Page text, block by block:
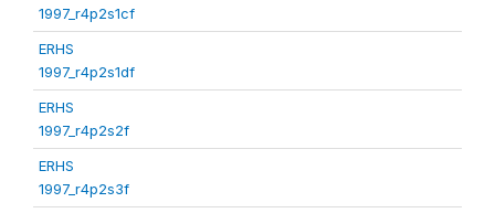
1997_r4p2s1cf
ERHS
1997_r4p2s1df
ERHS
1997_r4p2s2f
ERHS
1997_r4p2s3f